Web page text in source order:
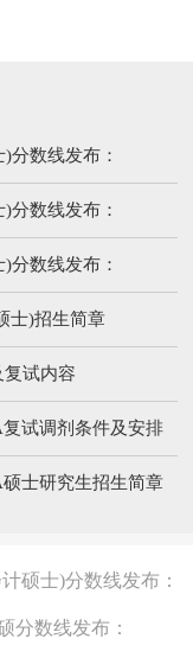
分数线发布：
分数线发布：
分数线发布：
士)招生简章
试内容
试调剂条件及安排
士研究生招生简章
硕士)分数线发布：
分数线发布：